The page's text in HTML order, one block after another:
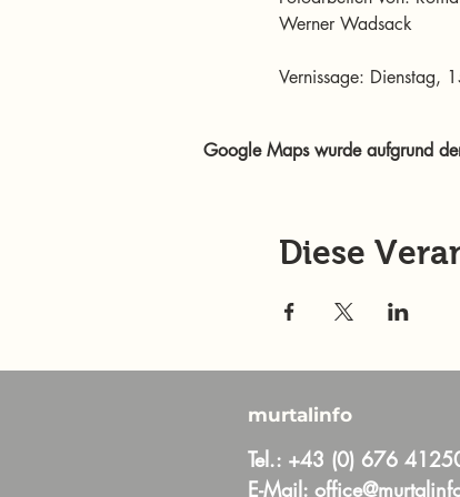
Werner Wadsack
Vernissage: Dienstag,
Google Maps wurde aufgrund
Diese
murtalinfo
Tel.: +43 (0) 676
E-Mail: